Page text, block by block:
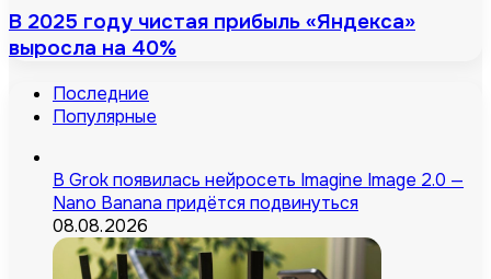
В 2025 году чистая прибыль «Яндекса»
выросла на 40%
Последние
Популярные
В Grok появилась нейросеть Imagine Image 2.0 —
Nano Banana придётся подвинуться
08.08.2026